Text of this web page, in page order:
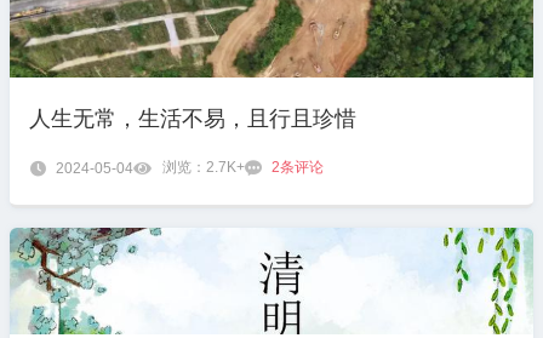
人生无常，生活不易，且行且珍惜
 2024-05-04 浏览：2.7K+ 2条评论